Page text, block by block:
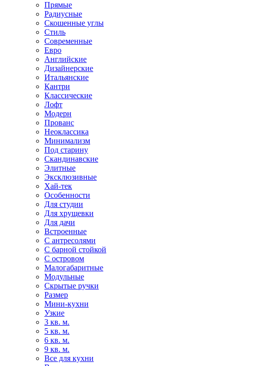
Прямые
Радиусные
Скошенные углы
Стиль
Современные
Евро
Английские
Дизайнерские
Итальянские
Кантри
Классические
Лофт
Модерн
Прованс
Неоклассика
Минимализм
Под старину
Скандинавские
Элитные
Эксклюзивные
Хай-тек
Особенности
Для студии
Для хрущевки
Для дачи
Встроенные
С антресолями
С барной стойкой
С островом
Малогабаритные
Модульные
Скрытые ручки
Размер
Мини-кухни
Узкие
3 кв. м.
5 кв. м.
6 кв. м.
9 кв. м.
Все для кухни